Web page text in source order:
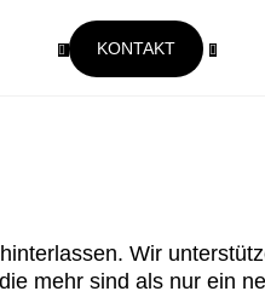
KONTAKT
Wir
mehr sind als nur ein